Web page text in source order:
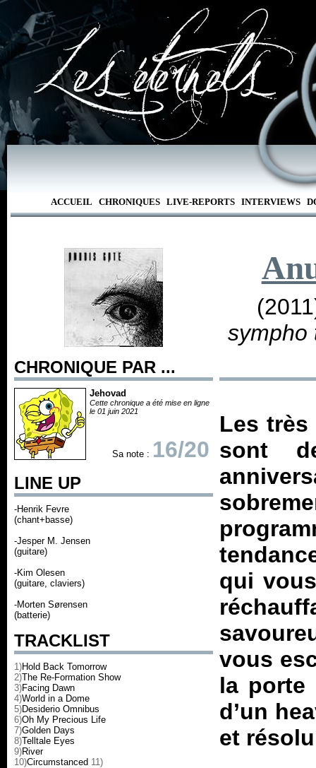
ACCUEIL CHRONIQUES LIVE-REPORTS INTERVIEWS
CHRONIQUE PAR ...
Jehovad
Cette chronique a été mise en ligne
le 01 juin 2021
Sa note : 16/20
LINE UP
-Henrik Fevre
(chant+basse)
-Jesper M. Jensen
(guitare)
-Kim Olesen
(guitare, claviers)
-Morten Sørensen
(batterie)
TRACKLIST
1)Hold Back Tomorrow
2)The Re-Formation Show
3)Facing Dawn
4)World in a Dome
5)Desiderio Omnibus
6)Oh My Precious Life
7)Golden Days
8)Telltale Eyes
9)River
10)Circumstanced 11)
sympho
Les très
sont
qui
vous
la porte
d’un
et